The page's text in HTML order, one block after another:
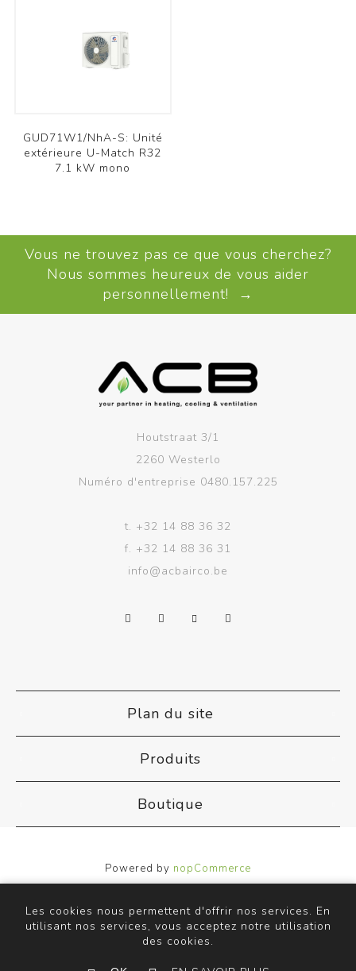
GUD71W1/NhA-S: Unité
extérieure U-Match R32
7.1 kW mono
Vous ne trouvez pas ce que vous cherchez?
Nous sommes heureux de vous aider
personnellement! →
Houtstraat 3/1
2260 Westerlo
Numéro d'entreprise 0480.157.225
t. +32 14 88 36 32
f. +32 14 88 36 31
info@acbairco.be
Plan du site
Produits
Boutique
Powered by nopCommerce
Designed byNop-Templates.com
Copyright © 2026 ACB Airco. Tous droits réservés.
Les cookies nous permettent d'offrir nos services. En
utilisant nos services, vous acceptez notre utilisation
des cookies.